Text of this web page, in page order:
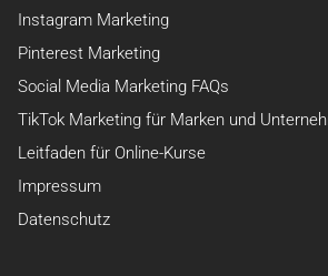
Instagram Marketing
Pinterest Marketing
Social Media Marketing FAQs
TikTok Marketing für Marken und
Leitfaden für Online-Kurse
Impressum
Datenschutz